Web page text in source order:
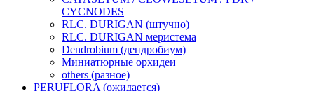
CYCNODES
RLC. DURIGAN (штучно)
RLC. DURIGAN меристема
Dendrobium (дендробиум)
Миниатюрные орхидеи
others (разное)
PERUFLORA (ожидается)